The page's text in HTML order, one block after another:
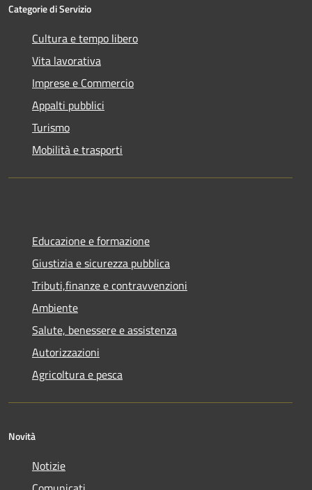
Categorie di Servizio
Cultura e tempo libero
Vita lavorativa
Imprese e Commercio
Appalti pubblici
Turismo
Mobilità e trasporti
Educazione e formazione
Giustizia e sicurezza pubblica
Tributi,finanze e contravvenzioni
Ambiente
Salute, benessere e assistenza
Autorizzazioni
Agricoltura e pesca
Novità
Notizie